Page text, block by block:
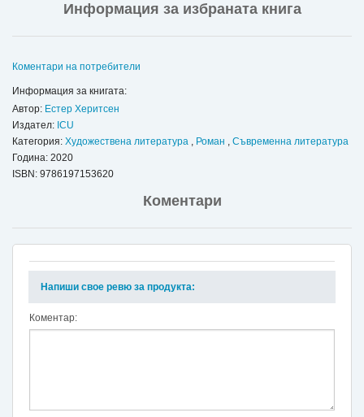
Информация за избраната книга
Коментари на потребители
Информация за книгата:
Автор: Естер Херитсен
Издател: ICU
Категория: Художествена литература Роман
Съвременна литература
Година: 2020
ISBN: 9786197153620
Коментари
Напиши свое ревю за продукта:
Коментар: